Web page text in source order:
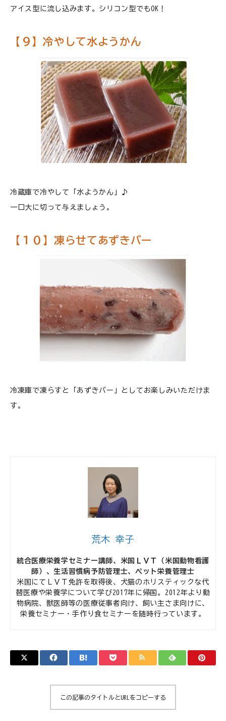
アイス型に流し込みます。シリコン型でもOK！
【９】冷やして水ようかん
冷蔵庫で冷やして「水ようかん」♪
一口大に切って与えましょう。
【１０】凍らせてあずきバー
冷凍庫で凍らすと「あずきバー」としてお楽しみいただけま
す。
荒木 幸子
統合医療栄養学セミナー講師、米国ＬＶＴ（米国動物看護
師）、生活習慣病予防管理士、ペット栄養管理士
米国にてＬＶＴ免許を取得後、犬猫のホリスティックな代
替医療や栄養学について学び2017年に帰国。2012年より動
物病院、獣医師等の医療従事者向け、飼い主さま向けに、
栄養セミナー・手作り食セミナーを随時行っています。
この記事のタイトルとURLをコピーする